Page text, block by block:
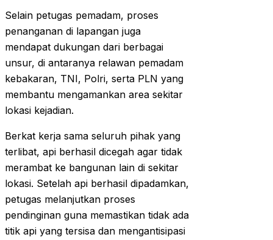
Selain petugas pemadam, proses
penanganan di lapangan juga
mendapat dukungan dari berbagai
unsur, di antaranya relawan pemadam
kebakaran, TNI, Polri, serta PLN yang
membantu mengamankan area sekitar
lokasi kejadian.
Berkat kerja sama seluruh pihak yang
terlibat, api berhasil dicegah agar tidak
merambat ke bangunan lain di sekitar
lokasi. Setelah api berhasil dipadamkan,
petugas melanjutkan proses
pendinginan guna memastikan tidak ada
titik api yang tersisa dan mengantisipasi